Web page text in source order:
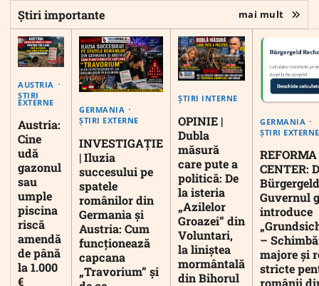
Știri importante mai mult
AUSTRIA
ȘTIRI
EXTERNE
Austria:
Cine
udă
gazonul
sau
umple
piscina
riscă
amendă
de până
la 1.000
€
GERMANIA
ȘTIRI EXTERNE
INVESTIGAȚIE
| Iluzia
succesului pe
spatele
românilor din
Germania și
Austria: Cum
funcționează
capcana
„Travorium” și
ȘTIRI INTERNE
OPINIE |
Dubla
măsură
care pute a
politică: De
la isteria
„Azilelor
Groazei” din
Voluntari,
la liniștea
mormântală
din Bihorul
GERMANIA
ȘTIRI EXTERNE
CENTER:
Guvernul
introduce
–
majore și
stricte
românii